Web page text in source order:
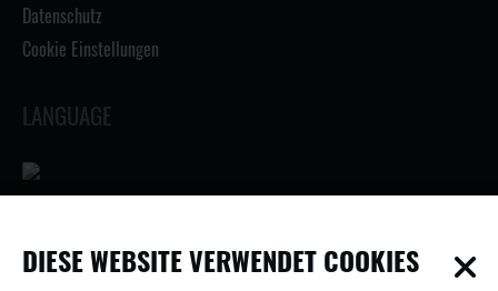
Datenschutz
Cookie Einstellungen
LANGUAGE
INFORMATIONEN
DIESE WEBSITE VERWENDET COOKIES